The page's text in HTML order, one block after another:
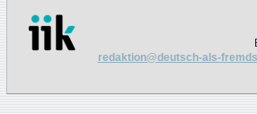
redaktion@deutsch-als-